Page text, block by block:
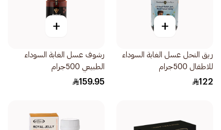
+
ريق النحل عسل الغابة السوداء
للاطفال 500جرام
122
+
رشوف عسل الغابة السوداء
الطبيعي 500جرام
159.95